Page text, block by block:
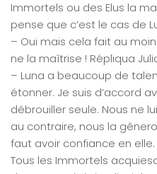
Immortels ou des Elus la
pense que c’est le cas de
– Oui mais cela fait au
ne la maîtrise ! Répliqua
– Luna a beaucoup de
étonner. Je suis d’accord
débrouiller seule. Nous ne
au contraire, nous la
faut avoir confiance en elle.
Tous les Immortels